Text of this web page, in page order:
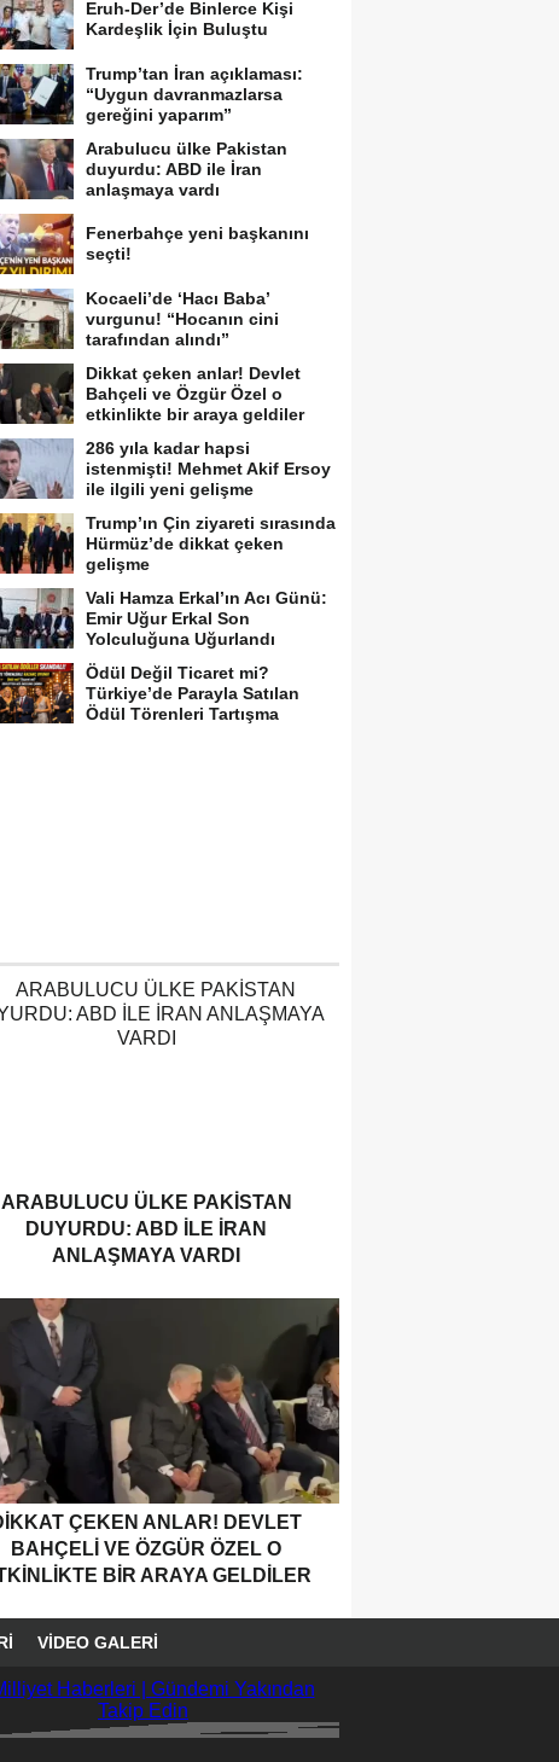
Eruh-Der’de Binlerce Kişi
Kardeşlik İçin Buluştu
Trump’tan İran açıklaması:
“Uygun davranmazlarsa
gereğini yaparım”
Arabulucu ülke Pakistan
duyurdu: ABD ile İran
anlaşmaya vardı
Fenerbahçe yeni başkanını
seçti!
Kocaeli’de ‘Hacı Baba’
vurgunu! “Hocanın cini
tarafından alındı”
Dikkat çeken anlar! Devlet
Bahçeli ve Özgür Özel o
etkinlikte bir araya geldiler
286 yıla kadar hapsi
istenmişti! Mehmet Akif Ersoy
ile ilgili yeni gelişme
Trump’ın Çin ziyareti sırasında
Hürmüz’de dikkat çeken
gelişme
Vali Hamza Erkal’ın Acı Günü:
Emir Uğur Erkal Son
Yolculuğuna Uğurlandı
Ödül Değil Ticaret mi?
Türkiye’de Parayla Satılan
Ödül Törenleri Tartışma
ARABULUCU ÜLKE PAKISTAN
DUYURDU: ABD ILE İRAN
ANLAŞMAYA VARDI
ÇEKEN ANLAR! DEVLET
BAHÇELI VE ÖZGÜR ÖZEL O
BIR ARAYA GELDILER
VIDEO GALERI